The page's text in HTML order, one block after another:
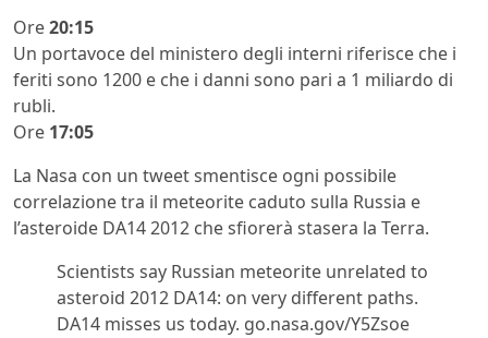
Ore20:15
Un portavoce del ministero degli interni riferisce che i
feriti sono 1200 e che i danni sono pari a 1 miliardo di
rubli.
Ore 17:05
La Nasa con un tweet smentisce ogni possibile
correlazione tra il meteorite caduto sulla Russia e
l’asteroide DA14 2012 che sfiorerà stasera la Terra.
Scientists say Russian meteorite unrelated to
asteroid 2012 DA14: on very different paths.
DA14 misses us today. go.nasa.gov/Y5Zsoe